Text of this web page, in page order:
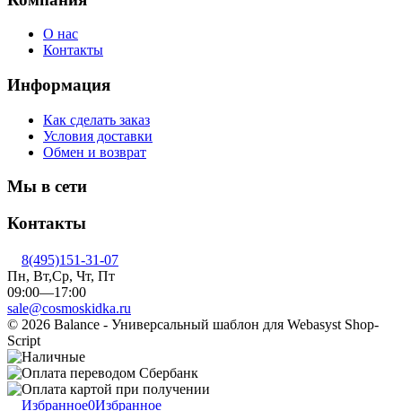
О нас
Контакты
Информация
Как сделать заказ
Условия доставки
Обмен и возврат
Мы в сети
Контакты
8(495)151-31-07
Пн, Вт,Ср, Чт, Пт
09:00—17:00
sale@cosmoskidka.ru
© 2026 Balance - Универсальный шаблон для Webasyst Shop-
Script
Избранное0Избранное